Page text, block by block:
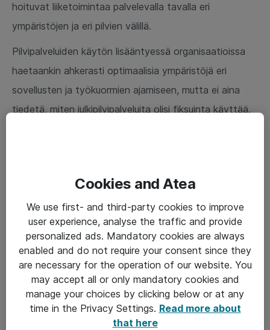
hoituvat liiketoimintaa palvelevalla tavalla eri
ympäristöjen ja eri pilvien välillä.
Pilvipalveluiden käytön lisääntyessä organisaatioissa
haetaankin ahkerasti optimaalisia ympäristöjä eri
sovellusten ja työkuormien ajamiseen, mutta ei aina
tiedetä, miten julkipilvipalveluita olisi fiksuinta käyttää.
Hyödyt realisoituvat, kun hybridiympäristö on
hallinnassa ja kun esimerkiksi Microsoft Azuren, AWS:n
(Amazon Web Services) tai IBM Cloudin saa
yhdistettyä turvallisesti paikalliseen konesaliin.
Datan arvo ymmärretään organisaatioissa päivä
päivältä paremmin, ja sitä halutaan hyödyntää yhä
monipuolisemmin. Sensoreista ja datapisteistä kertyvä
data kannattaa kerätä talteen julkipilvessä olevalle
Cookies and Atea
We use first- and third-party cookies to improve
user experience, analyse the traffic and provide
personalized ads. Mandatory cookies are always
enabled and do not require your consent since they
are necessary for the operation of our website. You
may accept all or only mandatory cookies and
manage your choices by clicking below or at any
time in the Privacy Settings. Read more about
that here